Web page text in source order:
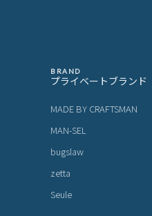
BRAND
プライベートブランド
MADE BY CRAFTSMAN
MAN-SEL
bugslaw
zetta
Seule